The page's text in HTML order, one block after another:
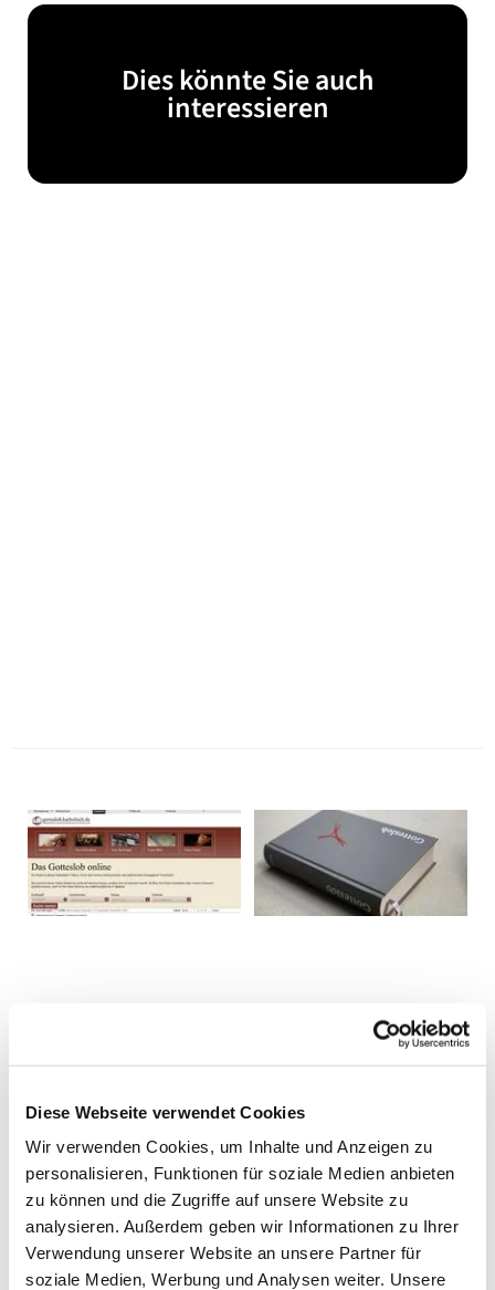
Diese Webseite verwendet Cookies
Wir verwenden Cookies, um Inhalte und Anzeigen zu
personalisieren, Funktionen für soziale Medien anbieten
zu können und die Zugriffe auf unsere Website zu
analysieren. Außerdem geben wir Informationen zu Ihrer
Verwendung unserer Website an unsere Partner für
soziale Medien, Werbung und Analysen weiter. Unsere
Dies könnte Sie auch
interessieren